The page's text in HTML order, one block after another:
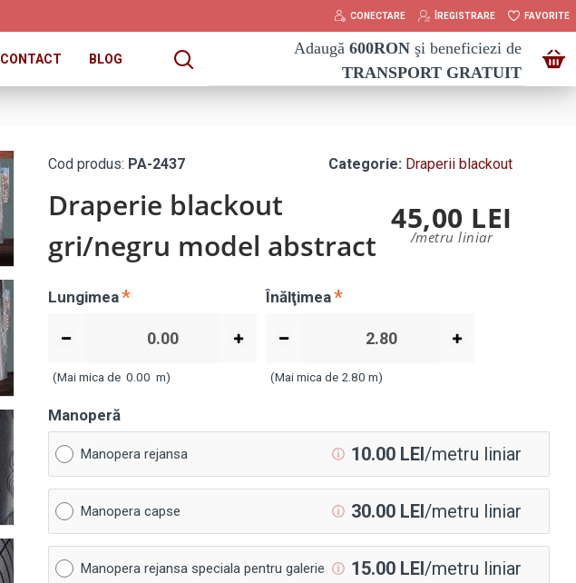
CONECTARE ÎREGISTRARE FAVORITE
CONTACT BLOG
Adaugă 600RON şi beneficiezi de
TRANSPORT GRATUIT
Cod produs: PA-2437 Categorie: Draperii blackout
Draperie blackout
gri/negru model abstract
45,00 LEI
/metru liniar
Lungimea
(Mai mica de0.00 m)
Înălţimea
(Mai mica de 2.80 m)
Manoperă
Manopera rejansa ⓘ 10.00 LEI/metru liniar
Manopera capse ⓘ 30.00 LEI/metru liniar
Manopera rejansa speciala pentru galerie ⓘ 15.00 LEI/metru liniar